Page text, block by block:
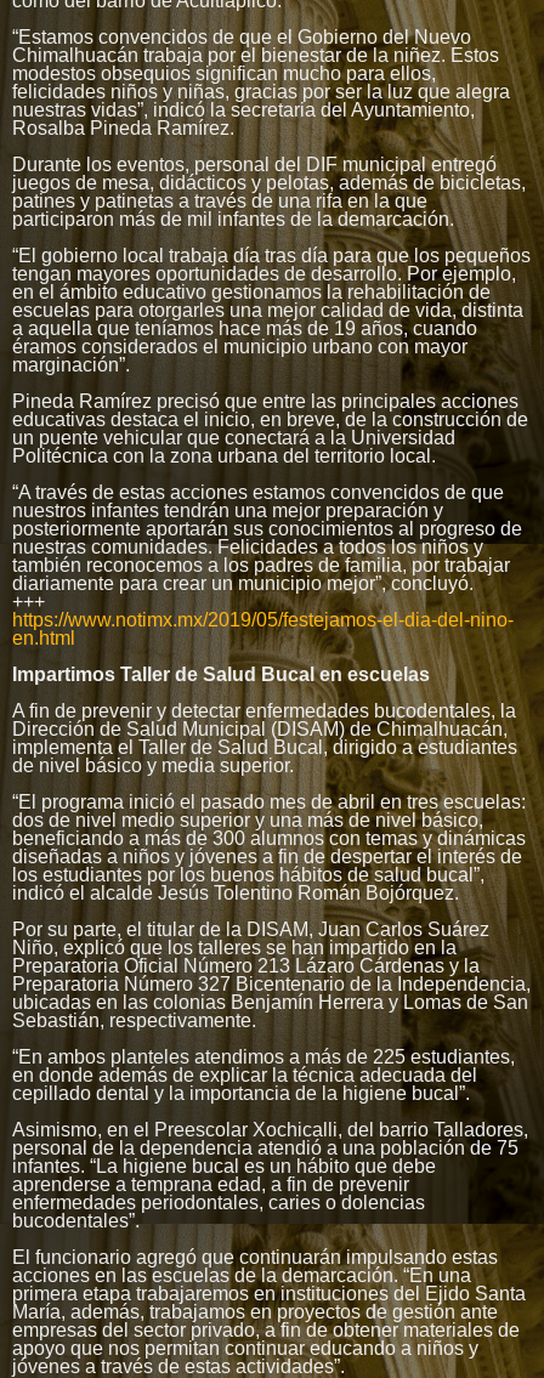
“Estamos convencidos de que el Gobierno del Nuevo
Chimalhuacán trabaja por el bienestar de la niñez. Estos
modestos obsequios significan mucho para ellos,
felicidades niños y niñas, gracias por ser la luz que alegra
nuestras vidas”, indicó la secretaria del Ayuntamiento,
Rosalba Pineda Ramírez.
Durante los eventos, personal del DIF municipal entregó
juegos de mesa, didácticos y pelotas, además de bicicletas,
patines y patinetas a través de una rifa en la que
participaron más de mil infantes de la demarcación.
“El gobierno local trabaja día tras día para que los pequeños
tengan mayores oportunidades de desarrollo. Por ejemplo,
en el ámbito educativo gestionamos la rehabilitación de
escuelas para otorgarles una mejor calidad de vida, distinta
a aquella que teníamos hace más de 19 años, cuando
éramos considerados el municipio urbano con mayor
marginación”.
Pineda Ramírez precisó que entre las principales acciones
educativas destaca el inicio, en breve, de la construcción de
un puente vehicular que conectará a la Universidad
Politécnica con la zona urbana del territorio local.
“A través de estas acciones estamos convencidos de que
nuestros infantes tendrán una mejor preparación y
posteriormente aportarán sus conocimientos al progreso de
nuestras comunidades. Felicidades a todos los niños y
también reconocemos a los padres de familia, por trabajar
diariamente para crear un municipio mejor”, concluyó.
+++
https://www.notimx.mx/2019/05/festejamos-el-dia-del-nino-
en.html
Impartimos Taller de Salud Bucal en escuelas
A fin de prevenir y detectar enfermedades bucodentales, la
Dirección de Salud Municipal (DISAM) de Chimalhuacán,
implementa el Taller de Salud Bucal, dirigido a estudiantes
de nivel básico y media superior.
“El programa inició el pasado mes de abril en tres escuelas:
dos de nivel medio superior y una más de nivel básico,
beneficiando a más de 300 alumnos con temas y dinámicas
diseñadas a niños y jóvenes a fin de despertar el interés de
los estudiantes por los buenos hábitos de salud bucal”,
indicó el alcalde Jesús Tolentino Román Bojórquez.
Por su parte, el titular de la DISAM, Juan Carlos Suárez
Niño, explicó que los talleres se han impartido en la
Preparatoria Oficial Número 213 Lázaro Cárdenas y la
Preparatoria Número 327 Bicentenario de la Independencia,
ubicadas en las colonias Benjamín Herrera y Lomas de San
Sebastián, respectivamente.
“En ambos planteles atendimos a más de 225 estudiantes,
en donde además de explicar la técnica adecuada del
cepillado dental y la importancia de la higiene bucal”.
Asimismo, en el Preescolar Xochicalli, del barrio Talladores,
personal de la dependencia atendió a una población de 75
infantes. “La higiene bucal es un hábito que debe
aprenderse a temprana edad, a fin de prevenir
enfermedades periodontales, caries o dolencias
bucodentales”.
El funcionario agregó que continuarán impulsando estas
acciones en las escuelas de la demarcación. “En una
primera etapa trabajaremos en instituciones del Ejido Santa
María, además, trabajamos en proyectos de gestión ante
empresas del sector privado, a fin de obtener materiales de
apoyo que nos permitan continuar educando a niños y
jóvenes a través de estas actividades”.